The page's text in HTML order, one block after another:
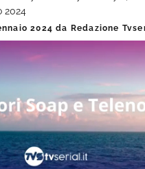
2024
2024 da Redazione